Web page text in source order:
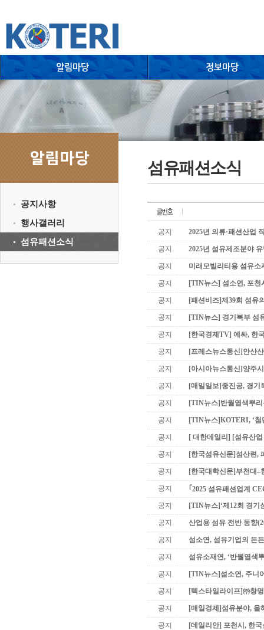
공지사항
행사갤러리
섬유패션소식
섬유패션소식
공지 2025년 의류·패션산업
공지 2025년 섬유제조분야
공지 미래모빌리티용 섬유소
공지 [TIN뉴스] 섬소연, 포천
공지 [패션비즈]제39회 섬유
공지 [TIN뉴스] 경기북부 섬
공지 [한국경제TV] 에싸, 한
공지 [프레스뉴스통신]안산
공지 [아시아뉴스통신]양주
공지 [매일일보]중진공, 경
공지 [TIN뉴스]반월염색뿌리
공지 [TIN뉴스]KOTERI, ‘첨
공지 [ 대한데일리] [섬유산
공지 [한국섬유신문]섬산련,
공지 [한국대학신문]부천대–
공지
｢2025 섬유패션업계
공지
[TIN뉴스]‘제12회 경기
공지 산업용 섬유 전반 동향
공지 섬소연, 섬유기업의 든
공지 섬유소재연, ‘반월염색
공지 [TIN뉴스]섬소연, 주니
공지 [텍스타일라이프]㈜창
공지 [매일경제]섬유분야, 올
공지 [데일리안] 포천시, 한